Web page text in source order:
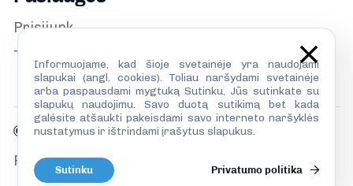
Prisijunk
TILS biblioteka
© TILS 2026
Privatumo politika
Informuojame, kad šioje svetainėje yra naudojami
slapukai (angl. cookies). Toliau naršydami svetainėje
arba paspausdami mygtuką Sutinku, Jūs sutinkate su
slapukų naudojimu. Savo duotą sutikimą bet kada
galėsite atšaukti pakeisdami savo interneto naršyklės
nustatymus ir ištrindami įrašytus slapukus.
Sutinku Privatumo politika